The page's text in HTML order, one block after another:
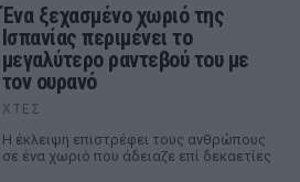
Ένα ξεχασμένο χωριό της
Ισπανίας περιμένει το
μεγαλύτερο ραντεβού του με
τον ουρανό
ΧΤΕΣ
Η έκλειψη επιστρέφει τους ανθρώπους
σε ένα χωριό που άδειαζε επί δεκαετίες